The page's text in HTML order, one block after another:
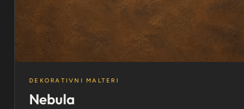
DEKORATIVNI MALTERI
Nebula